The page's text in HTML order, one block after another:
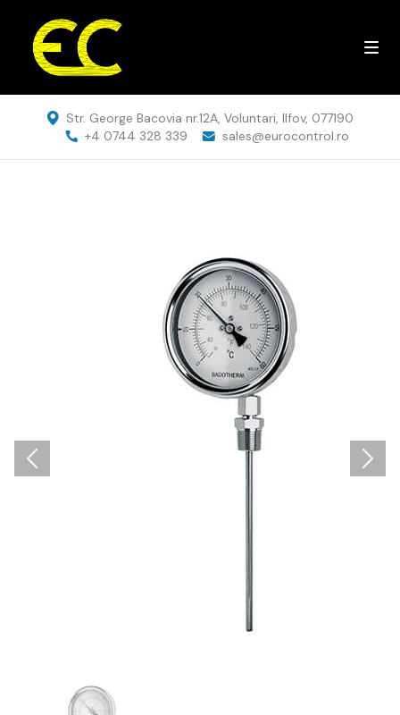
Str. George Bacovia nr.12A, Voluntari, Ilfov, 077190
+4 0744 328 339
sales@eurocontrol.ro